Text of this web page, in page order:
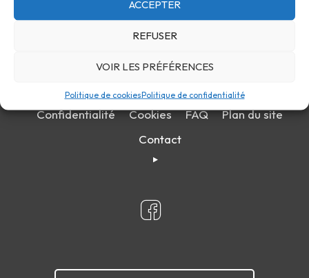
ACCEPTER
REFUSER
VOIR LES PRÉFÉRENCES
Politique de cookiesPolitique de confidentialité
Confidentialité Cookies FAQ
Plan du site
Contact